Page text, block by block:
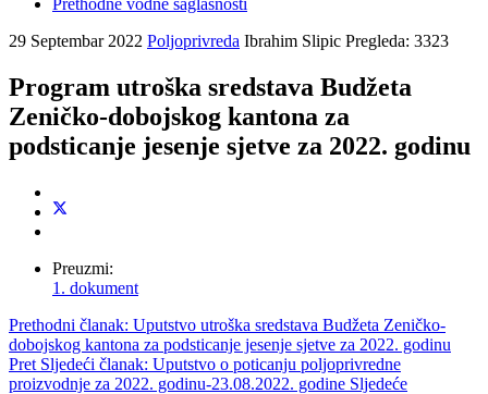
29 Septembar 2022 Poljoprivreda Ibrahim Slipic Pregleda: 3323
Program utroška sredstava Budžeta
Zeničko-dobojskog kantona za
podsticanje jesenje sjetve za 2022. godinu
Preuzmi:
1. dokument
Prethodni članak: Uputstvo utroška sredstava Budžeta Zeničko-
dobojskog kantona za podsticanje jesenje sjetve za 2022. godinu
Pret Sljedeći članak: Uputstvo o poticanju poljoprivredne
proizvodnje za 2022. godinu-23.08.2022. godine Sljedeće